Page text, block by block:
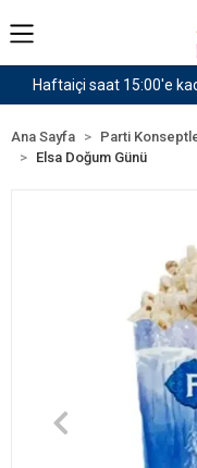
GÜN KARGO!
Ana Sayfa Parti
Elsa Doğum Günü